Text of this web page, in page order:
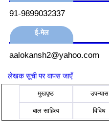
91-9899032337
ई-मेल
aalokansh2@yahoo.com
लेखक सूची पर वापस जाएँ
मुखपृष्ठ उपन्यास
बाल साहित्य विविध